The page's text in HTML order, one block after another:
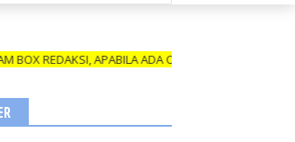
APABILA ADA OKNUM YANG MENGATAS